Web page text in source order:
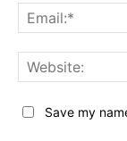
Save my